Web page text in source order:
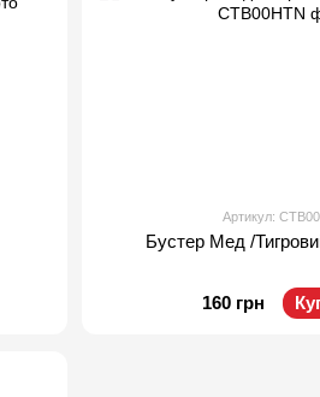
Артикул:
Бустер Мед /
160 грн